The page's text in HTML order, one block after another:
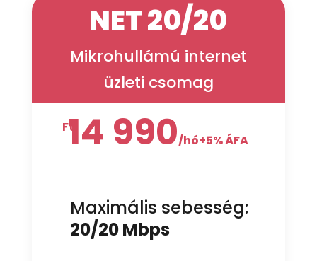
NET 20/20
Mikrohullámú internet
üzleti csomag
Ft14 990/hó+5% ÁFA
Maximális sebesség:
20/20 Mbps